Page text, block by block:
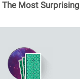
The Most